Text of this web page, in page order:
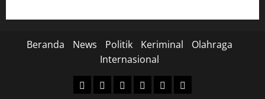
Beranda News Politik Keriminal
Olahraga
Internasional
BerandaNewsPolitikKeriminal
OlahragaInternasional